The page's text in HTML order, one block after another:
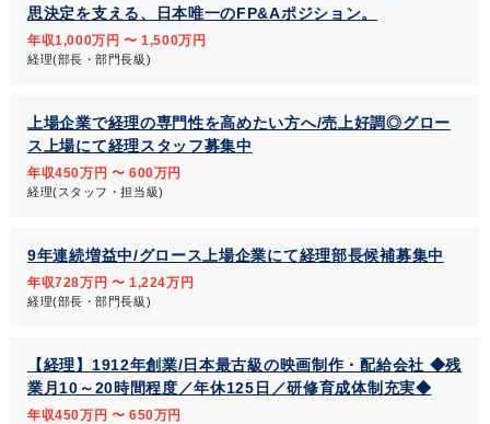
思決定を支える、日本唯一のFP&Aポジション。
年収1,000万円 〜 1,500万円
経理(部長・部門長級)
上場企業で経理の専門性を高めたい方へ/売上好調◎グロー
ス上場にて経理スタッフ募集中
年収450万円 〜 600万円
経理(スタッフ・担当級)
9年連続増益中/グロース上場企業にて経理部長候補募集中
年収728万円 〜 1,224万円
経理(部長・部門長級)
【経理】1912年創業/日本最古級の映画制作・配給会社 ◆残
業月10～20時間程度／年休125日／研修育成体制充実◆
年収450万円 〜 650万円